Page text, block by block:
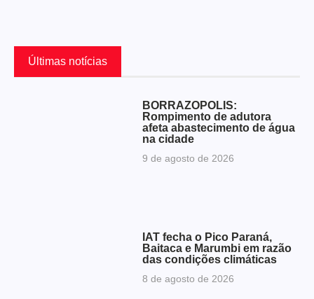
Últimas notícias
BORRAZÓPOLIS:
Rompimento de adutora
afeta abastecimento de água
na cidade
9 de agosto de 2026
IAT fecha o Pico Paraná,
Baitaca e Marumbi em razão
das condições climáticas
8 de agosto de 2026